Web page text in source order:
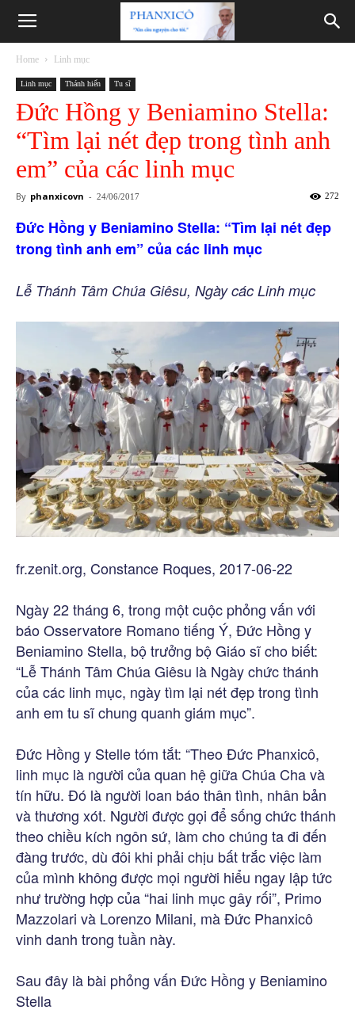
Phanxicô
Home Linh mục
Linh mục Thánh hiến Tu sĩ
Đức Hồng y Beniamino Stella:
“Tìm lại nét đẹp trong tình anh
em” của các linh mục
By phanxicovn - 24/06/2017 272
Đức Hồng y Beniamino Stella: “Tìm lại nét đẹp
trong tình anh em” của các linh mục
Lễ Thánh Tâm Chúa Giêsu, Ngày các Linh mục
fr.zenit.org, Constance Roques, 2017-06-22
Ngày 22 tháng 6, trong một cuộc phỏng vấn với
báo Osservatore Romano tiếng Ý, Đức Hồng y
Beniamino Stella, bộ trưởng bộ Giáo sĩ cho biết:
“Lễ Thánh Tâm Chúa Giêsu là Ngày chức thánh
của các linh mục, ngày tìm lại nét đẹp trong tình
anh em tu sĩ chung quanh giám mục”.
Đức Hồng y Stelle tóm tắt: “Theo Đức Phanxicô,
linh mục là người của quan hệ giữa Chúa Cha và
tín hữu. Đó là người loan báo thân tình, nhân bản
và thương xót. Người được gọi để sống chức thánh
theo chiều kích ngôn sứ, làm cho chúng ta đi đến
đàng trước, dù đôi khi phải chịu bất trắc việc làm
của mình không được mọi người hiểu ngay lập tức
như trường hợp của “hai linh mục gây rối”, Primo
Mazzolari và Lorenzo Milani, mà Đức Phanxicô
vinh danh trong tuần này.
Sau đây là bài phỏng vấn Đức Hồng y Beniamino
Stella